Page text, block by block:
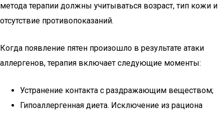
метода терапии должны учитываться возраст, тип кожи и
отсутствие противопоказаний.
Когда появление пятен произошло в результате атаки
аллергенов, терапия включает следующие моменты:
Устранение контакта с раздражающим веществом;
Гипоаллергенная диета. Исключение из рациона